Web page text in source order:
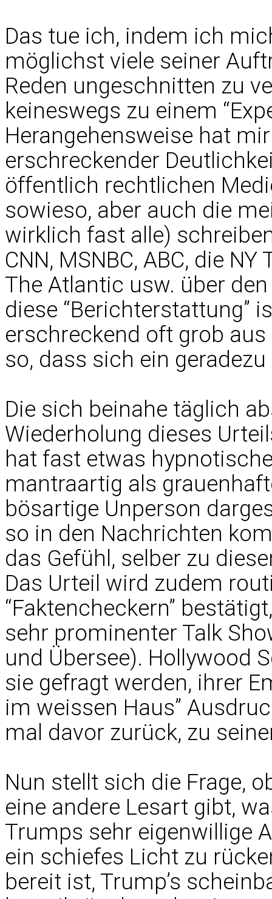
Das tue ich, indem ich
möglichst viele seiner
Reden ungeschnitten zu
keineswegs zu einem
Herangehensweise hat
erschreckender
öffentlich rechtlichen
sowieso, aber auch die
wirklich fast alle)
CNN, MSNBC, ABC, die
The Atlantic usw. über
diese “Berichterstattung”
erschreckend oft grob
so, dass sich ein
Die sich beinahe täglich
Wiederholung dieses
hat fast etwas
mantraartig als
bösartige Unperson
so in den Nachrichten
das Gefühl, selber zu
Das Urteil wird zudem
“Faktencheckern”
sehr prominenter Talk
und Übersee). Hollywood
sie gefragt werden, ihrer
im weissen Haus”
mal davor zurück, zu
Nun stellt sich die Frage,
eine andere Lesart gibt,
Trumps sehr eigenwillige
ein schiefes Licht zu
bereit ist, Trump’s